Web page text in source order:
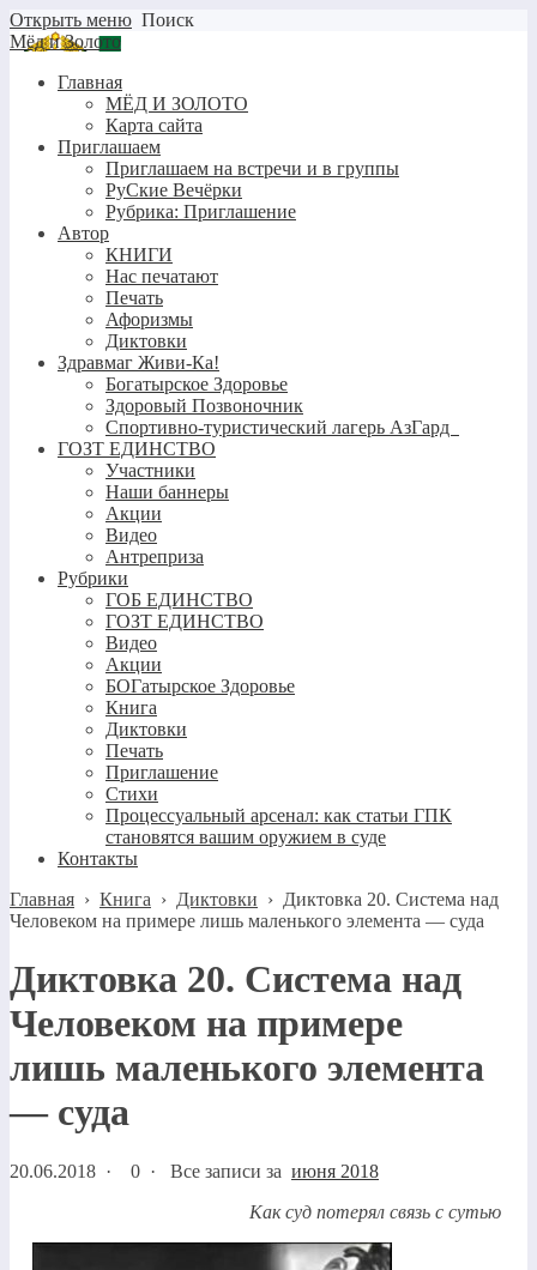
Открыть меню Поиск
Мёд и Золото
Главная
МЁД И ЗОЛОТО
Карта сайта
Приглашаем
Приглашаем на встречи и в группы
РуСкие Вечёрки
Рубрика: Приглашение
Автор
КНИГИ
Нас печатают
Печать
Афоризмы
Диктовки
Здравмаг Живи-Ка!
Богатырское Здоровье
Здоровый Позвоночник
Спортивно-туристический лагерь АзГард
ГОЗТ ЕДИНСТВО
Участники
Наши баннеры
Акции
Видео
Антреприза
Рубрики
ГОБ ЕДИНСТВО
ГОЗТ ЕДИНСТВО
Видео
Акции
БОГатырское Здоровье
Книга
Диктовки
Печать
Приглашение
Стихи
Процессуальный арсенал: как статьи ГПК
становятся вашим оружием в суде
Контакты
Главная › Книга › Диктовки › Диктовка 20. Система над
Человеком на примере лишь маленького элемента — суда
Диктовка 20. Система над
Человеком на примере
лишь маленького элемента
— суда
20.06.2018 · 0 · Все записи за июня 2018
Как суд потерял связь с сутью